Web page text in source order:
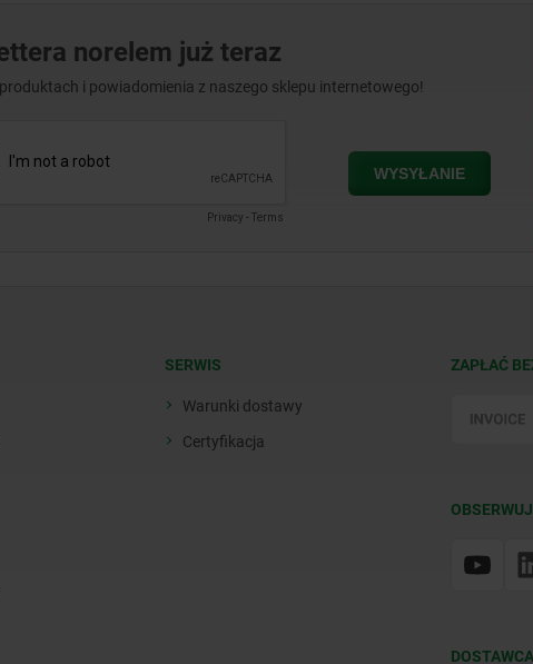
norelem już teraz
i powiadomienia z naszego sklepu internetowego!
SERWIS
Warunki dostawy
Certyfikacja
ZAPŁAĆ